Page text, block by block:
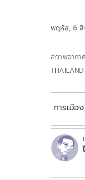
พฤหัส, 6 สิ
สภาพอากา
การเมือง